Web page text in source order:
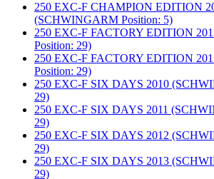
250 EXC-F CHAMPION EDITION
(SCHWINGARM Position: 5)
250 EXC-F FACTORY EDITION
Position: 29)
250 EXC-F FACTORY EDITION
Position: 29)
250 EXC-F SIX DAYS 2010
29)
250 EXC-F SIX DAYS 2011
29)
250 EXC-F SIX DAYS 2012
29)
250 EXC-F SIX DAYS 2013
29)